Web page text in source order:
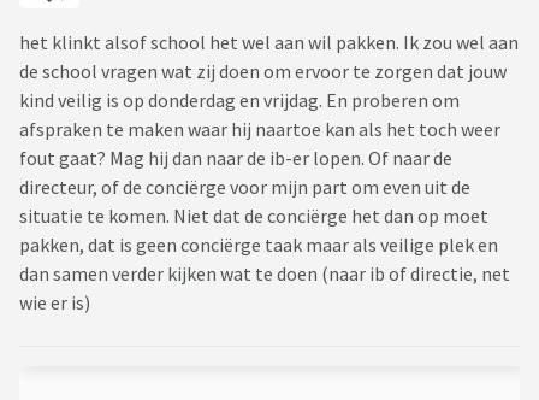
het klinkt alsof school het wel aan wil pakken. Ik zou wel aan
de school vragen wat zij doen om ervoor te zorgen dat jouw
kind veilig is op donderdag en vrijdag. En proberen om
afspraken te maken waar hij naartoe kan als het toch weer
fout gaat? Mag hij dan naar de ib-er lopen. Of naar de
directeur, of de conciërge voor mijn part om even uit de
situatie te komen. Niet dat de conciërge het dan op moet
pakken, dat is geen conciërge taak maar als veilige plek en
dan samen verder kijken wat te doen (naar ib of directie, net
wie er is)